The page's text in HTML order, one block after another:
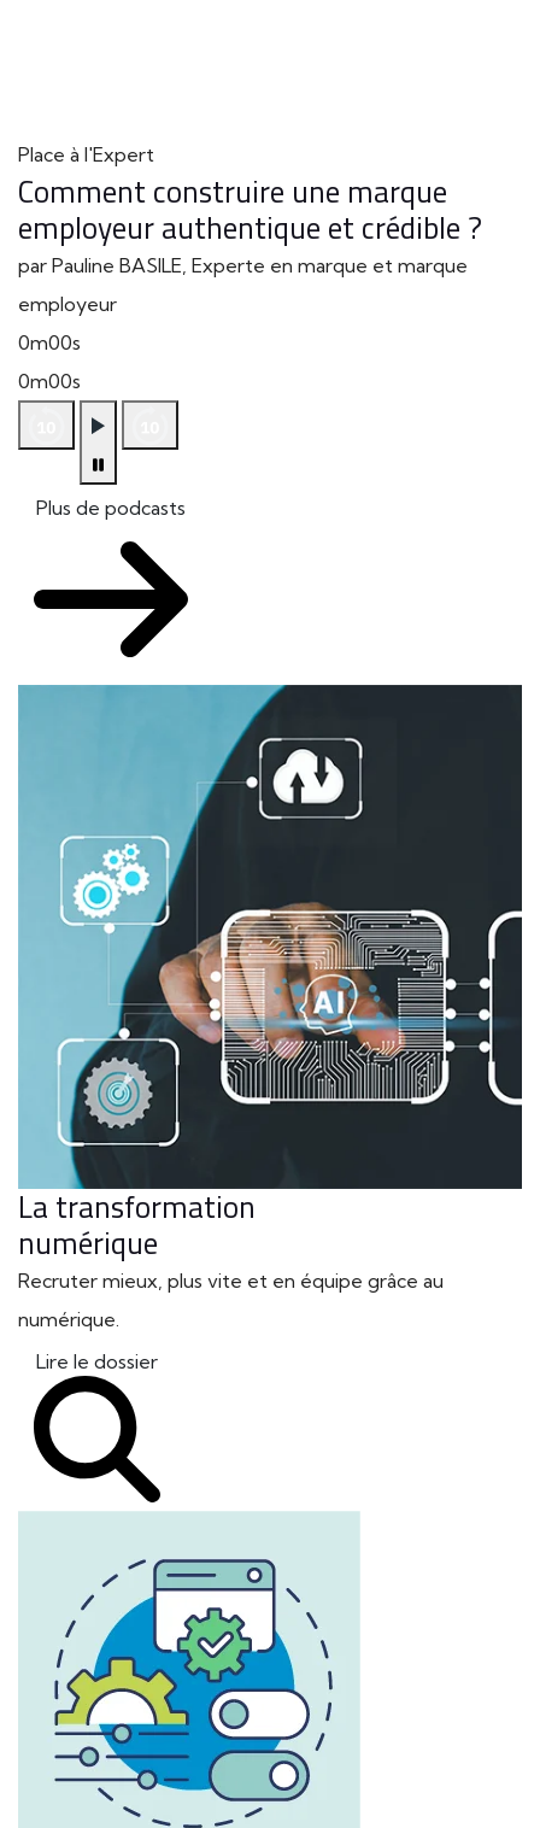
Place à l'Expert
Comment construire une marque
employeur authentique et crédible ?
par Pauline BASILE, Experte en marque et marque
employeur
0m00s
0m00s
Plus de podcasts
La transformation
numérique
Recruter mieux, plus vite et en équipe grâce au
numérique.
Lire le dossier